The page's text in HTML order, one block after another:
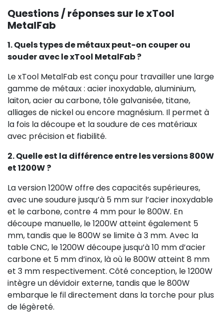
Questions / réponses sur le xTool
MetalFab
1. Quels types de métaux peut-on couper ou
souder avec le xTool MetalFab ?
Le xTool MetalFab est conçu pour travailler une large
gamme de métaux : acier inoxydable, aluminium,
laiton, acier au carbone, tôle galvanisée, titane,
alliages de nickel ou encore magnésium. Il permet à
la fois la découpe et la soudure de ces matériaux
avec précision et fiabilité.
2. Quelle est la différence entre les versions 800W
et 1200W ?
La version 1200W offre des capacités supérieures,
avec une soudure jusqu’à 5 mm sur l’acier inoxydable
et le carbone, contre 4 mm pour le 800W. En
découpe manuelle, le 1200W atteint également 5
mm, tandis que le 800W se limite à 3 mm. Avec la
table CNC, le 1200W découpe jusqu’à 10 mm d’acier
carbone et 5 mm d’inox, là où le 800W atteint 8 mm
et 3 mm respectivement. Côté conception, le 1200W
intègre un dévidoir externe, tandis que le 800W
embarque le fil directement dans la torche pour plus
de légèreté.